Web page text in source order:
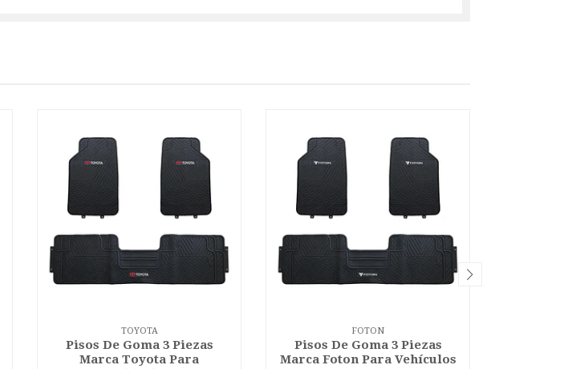
TOYOTA
Pisos De Goma 3 Piezas
Marca Toyota Para
FOTON
Pisos De Goma 3 Piezas
Marca Foton Para Vehículos